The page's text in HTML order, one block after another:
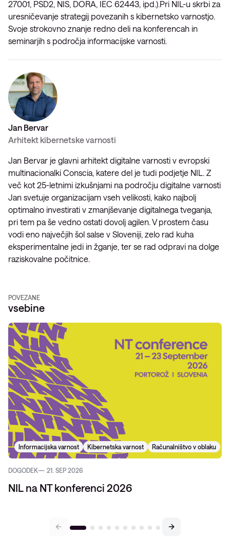
27001, PSD2, NIS, DORA, IEC 62443, ipd.).Pri NIL-u skrbi za
uresničevanje strategij povezanih s kibernetsko varnostjo.
Svoje strokovno znanje redno deli na konferencah in
seminarjih s področja informacijske varnosti.
Jan Bervar
Arhitekt kibernetske varnosti
Jan Bervar je glavni arhitekt digitalne varnosti v evropski
multinacionalki Conscia, katere del je tudi podjetje NIL. Z
več kot 25-letnimi izkušnjami na področju digitalne varnosti
Jan svetuje organizacijam vseh velikosti, kako najbolj
optimalno investirati v zmanjševanje digitalnega tveganja,
pri tem pa še vedno ostati dovolj agilen. V prostem času
vodi eno največjih šol salse v Sloveniji, zelo rad kuha
eksperimentalne jedi in žganje, ter se rad odpravi na dolge
raziskovalne počitnice.
POVEZANE
vsebine
Informacijska varnost Kibernetska varnost Računalništvo v oblaku
DOGODEK 21. SEP 2026
NIL na NT konferenci 2026